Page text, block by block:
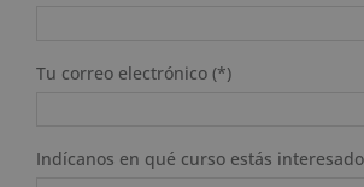
Tu correo electrónico (*)
Indícanos en qué curso estás